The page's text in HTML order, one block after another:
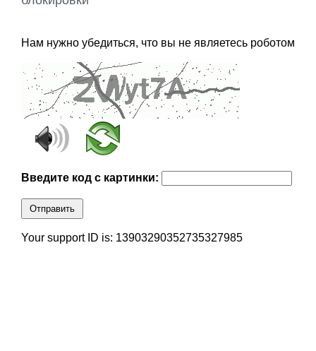
Нам нужно убедиться, что вы не являетесь роботом
Введите код с картинки:
Отправить
Your support ID is: 13903290352735327985